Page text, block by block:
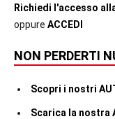
Richiedi l'accesso
oppure ACCEDI
NON PERDERTI
Scopri i nostri
Scarica la nostra